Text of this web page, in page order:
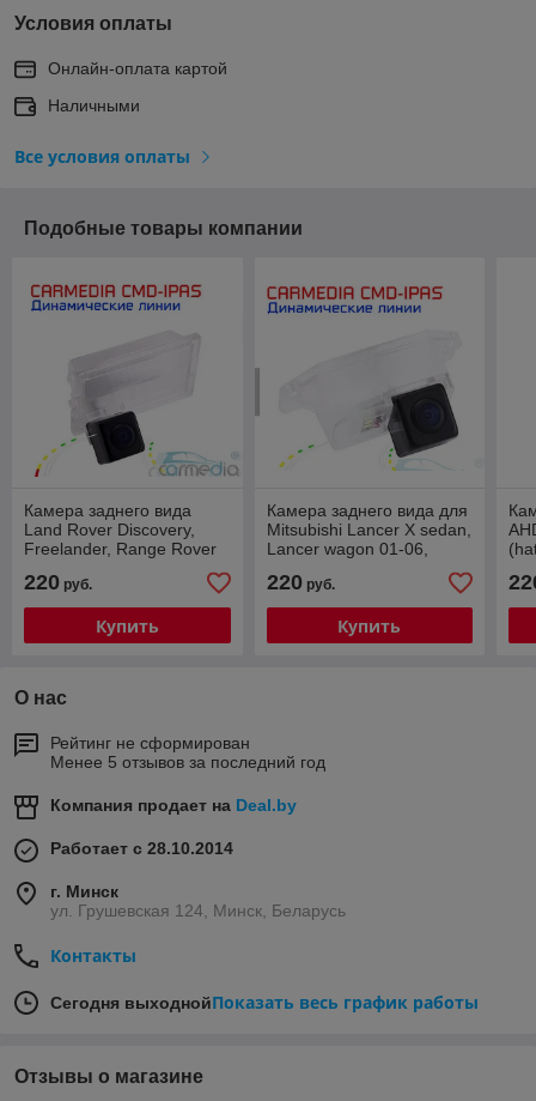
Условия оплаты
Онлайн-оплата картой
Наличными
Все условия оплаты
Подобные товары компании
Камера заднего вида
Land Rover Discovery,
Freelander, Range Rover
линии разметки
220 руб.
Купить
Камера заднего вида для
Mitsubishi Lancer X sedan,
Lancer wagon 01-06,
Outlander 01-07 с динам
линиями
220руб.
Купить
О нас
Рейтинг не сформирован
Менее 5 отзывов за последний год
Компания продает на Deal.by
Работает с 28.10.2014
г. Минск
ул. Грушевская 124, Минск, Беларусь
Контакты
Сегодня выходнойПоказать весь график работы
Отзывы о магазине